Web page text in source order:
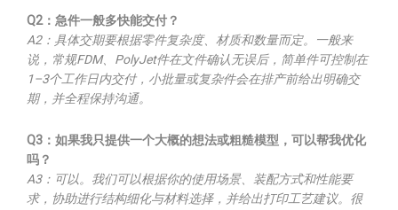
Q2：急件一般多快能交付？
A2：具体交期要根据零件复杂度、材质和数量而定。一般来
说，常规FDM、PolyJet件在文件确认无误后，简单件可控制在
1–3个工作日内交付，小批量或复杂件会在排产前给出明确交
期，并全程保持沟通。
Q3：如果我只提供一个大概的想法或粗糙模型，可以帮我优化
吗？
A3：可以。我们可以根据你的使用场景、装配方式和性能要
求，协助进行结构细化与材料选择，并给出打印工艺建议。很